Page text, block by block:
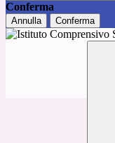
Conferma
Annulla Conferma